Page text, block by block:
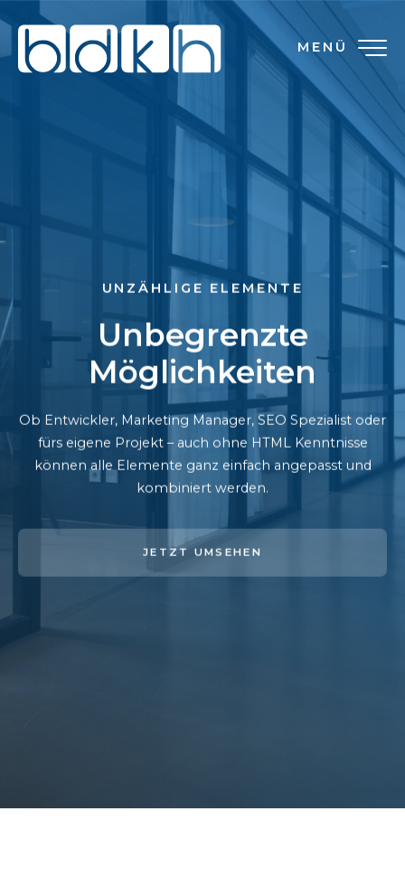
MENÜ
UNZÄHLIGE ELEMENTE
Unbegrenzte
Möglichkeiten
Ob Entwickler, Marketing Manager, SEO Spezialist oder
fürs eigene Projekt – auch ohne HTML Kenntnisse
können alle Elemente ganz einfach angepasst und
kombiniert werden.
JETZT UMSEHEN